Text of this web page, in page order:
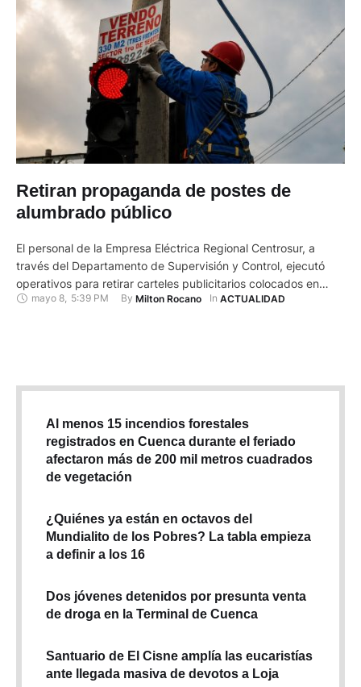
Retiran propaganda de postes de
alumbrado público
El personal de la Empresa Eléctrica Regional Centrosur, a
través del Departamento de Supervisión y Control, ejecutó
operativos para retirar carteles publicitarios colocados en
postes de energía eléctrica en las provincias de Azuay, Cañar
mayo 8, 5:39 PM By Milton Rocano In ACTUALIDAD
Al menos 15 incendios forestales
registrados en Cuenca durante el feriado
afectaron más de 200 mil metros cuadrados
de vegetación
¿Quiénes ya están en octavos del
Mundialito de los Pobres? La tabla empieza
a definir a los 16
Dos jóvenes detenidos por presunta venta
de droga en la Terminal de Cuenca
Santuario de El Cisne amplía las eucaristías
ante llegada masiva de devotos a Loja